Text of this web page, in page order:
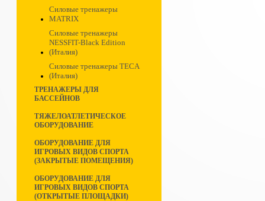
Силовые тренажеры
MATRIX
Силовые тренажеры
NESSFIT-Black Edition
(Италия)
Силовые тренажеры TECA
(Италия)
ТРЕНАЖЕРЫ ДЛЯ
БАССЕЙНОВ
ТЯЖЕЛОАТЛЕТИЧЕСКОЕ
ОБОРУДОВАНИЕ
ОБОРУДОВАНИЕ ДЛЯ
ИГРОВЫХ ВИДОВ СПОРТА
(ЗАКРЫТЫЕ ПОМЕЩЕНИЯ)
ОБОРУДОВАНИЕ ДЛЯ
ИГРОВЫХ ВИДОВ СПОРТА
(ОТКРЫТЫЕ ПЛОЩАДКИ)